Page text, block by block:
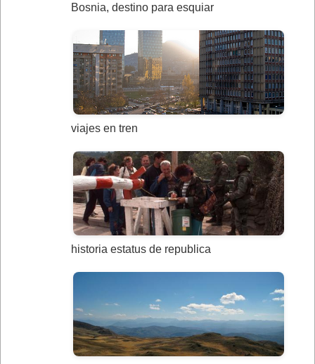
Bosnia, destino para esquiar
viajes en tren
historia estatus de republica